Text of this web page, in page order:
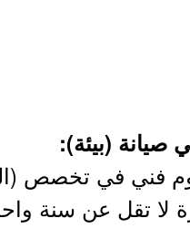
فني في تخصص
لا تقل عن سنة